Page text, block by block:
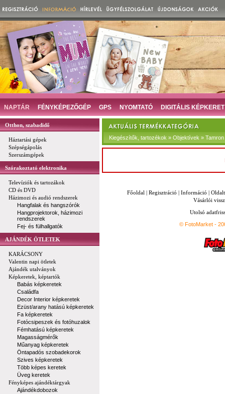
NAPTÁR FÉNYKÉPEZŐGÉP GPS NYOMTATÓ DIGITÁLIS KÉPKERET
Otthon, szabadidő
Háztartási gépek
Szépségápolás
Szerszámgépek
Szórakoztató elektronika
Televíziók és tartozákok
CD és DVD
Házimozi és audió rendszerek
Hangfalak és hangszórók
Hangprojektorok, házimozi
rendszerek
Fej- és fülhallgatók
AJÁNDÉK ÖTLETEK
KARÁCSONY
Valentin napi ötletek
Ajándék utalványok
Képkeretek, képtartók
Babás képkeretek
Családfa
Decor Interior képkeretek
Ezüst/arany hatású képkeretek
Fa képkeretek
Fotócsipeszek és fotóhuzalok
Fémhatású képkeretek
Magasságmérők
Műanyag képkeretek
Öntapadós szobadekorok
Szives képkeretek
Több képes keretek
Üveg keretek
Fényképes ajándéktárgyak
Ajándékdobozok
Kiegészítők, tartozékok » Objektívek »
Főoldal | Regisztráció | Információ |
Vásárlói
Utolsó
© FotoMarket -